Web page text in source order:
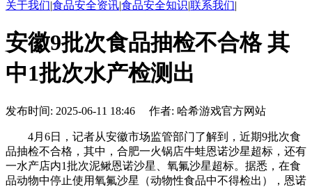
关于我们|食品安全资讯|食品安全知识|联系我们|
安徽9批次食品抽检不合格 其
中1批次水产检测出
发布时间: 2025-06-11 18:46 作者: 哈希游戏官方网站
4月6日，记者从安徽市场监管部门了解到，近期9批次食
品抽检不合格，其中，合肥一火锅店牛蛙恩诺沙星超标，还有
一水产店内1批次泥鳅恩诺沙星、氧氟沙星超标。据悉，在食
品动物中停止使用氧氟沙星（动物性食品中不得检出），恩诺